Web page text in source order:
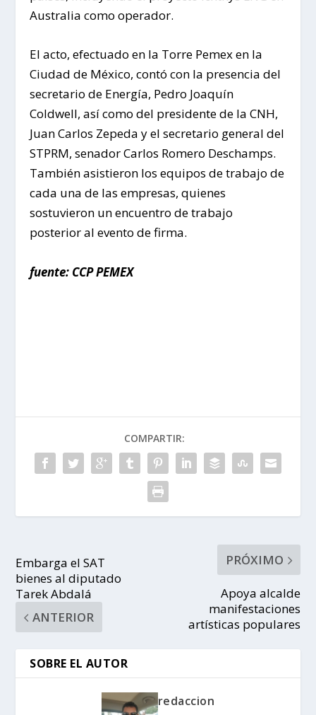
Australia como operador.
El acto, efectuado en la Torre Pemex en la
Ciudad de México, contó con la presencia del
secretario de Energía, Pedro Joaquín
Coldwell, así como del presidente de la CNH,
Juan Carlos Zepeda y el secretario general del
STPRM, senador Carlos Romero Deschamps.
También asistieron los equipos de trabajo de
cada una de las empresas, quienes
sostuvieron un encuentro de trabajo
posterior al evento de firma.
fuente: CCP PEMEX
COMPARTIR:
Embarga el SAT
bienes al diputado
Tarek Abdalá
ANTERIOR
PRÓXIMO
Apoya alcalde
manifestaciones
artísticas populares
SOBRE EL AUTOR
redaccion